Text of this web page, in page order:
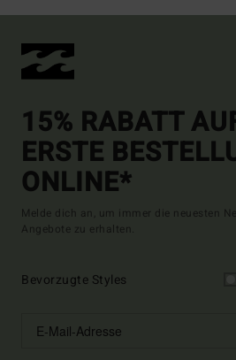
15% RABATT
ERSTE
ONLINE*
Melde dich an, um immer die neuesten
Angebote zu erhalten.
Bevorzugte Styles